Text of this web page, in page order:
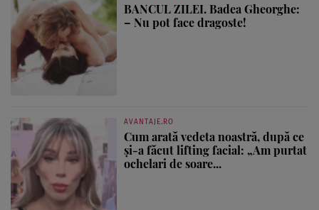
BANCUL ZILEI. Badea Gheorghe:
– Nu pot face dragoste!
AVANTAJE.RO
Cum arată vedeta noastră, după ce
și-a făcut lifting facial: „Am purtat
ochelari de soare...